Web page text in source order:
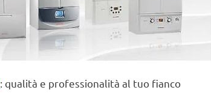
: qualità e professionalità al tuo fianco